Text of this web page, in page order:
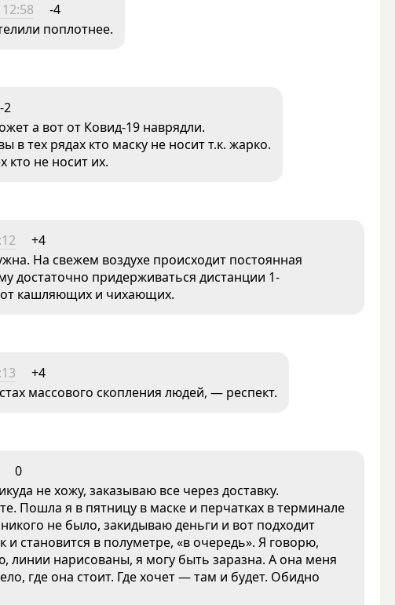
-4
поплотнее.
-2
а вот от Ковид-19 наврядли.
в тех рядах кто маску не носит т.к. жарко.
кто не носит их.
+4
На свежем воздухе происходит постоянная
достаточно придерживаться дистанции 1-
кашляющих и чихающих.
+4
массового скопления людей, — респект.
0
не хожу, заказываю все через доставку.
Пошла я в пятницу в маске и перчатках в терминале
не было, закидываю деньги и вот подходит
становится в полуметре, «в очередь». Я говорю,
нарисованы, я могу быть заразна. А она меня
где она стоит. Где хочет — там и будет. Обидно